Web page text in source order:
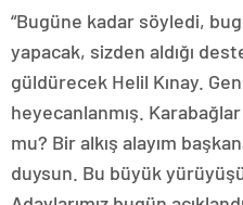
“Bugüne kadar söyledi,
yapacak, sizden aldığı
güldürecek Helil Kınay.
heyecanlanmış.
mu? Bir alkış alayım
duysun. Bu büyük